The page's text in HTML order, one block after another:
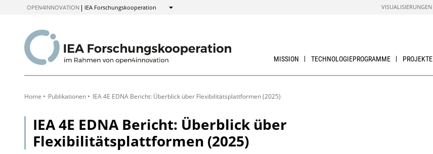
OPEN4INNOVATION IEA Forschungskooperation
Anzeigen
VISUALISIERUNGEN
MISSION TECHNOLOGIEPROGRAMME PROJEKTE
Home Publikationen IEA 4E EDNA Bericht: Überblick über Flexibilitätsplattformen (2025)
IEA 4E EDNA Bericht: Überblick über
Flexibilitätsplattformen (2025)